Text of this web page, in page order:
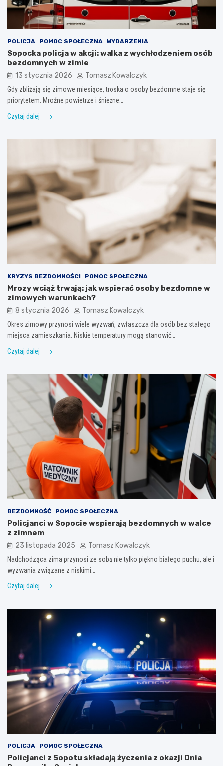
POLICJA POMOC SPOŁECZNA WYDARZENIA
Sopocka policja w akcji: walka z wychłodzeniem osób
bezdomnych w zimie
13 stycznia 2026 Tomasz Kowalczyk
Gdy zbliżają się zimowe miesiące, troska o osoby bezdomne staje się
priorytetem. Mroźne powietrze i śnieżne…
Czytaj dalej
KRYZYS BEZDOMNOŚCI POMOC SPOŁECZNA
Mrozy wciąż trwają: jak wspierać osoby bezdomne w
zimowych warunkach?
8 stycznia 2026 Tomasz Kowalczyk
Okres zimowy przynosi wiele wyzwań, zwłaszcza dla osób bez stałego
miejsca zamieszkania. Niskie temperatury mogą stanowić…
Czytaj dalej
BEZDOMNOŚĆ POMOC SPOŁECZNA
Policjanci w Sopocie wspierają bezdomnych w walce
z zimnem
23 listopada 2025 Tomasz Kowalczyk
Nadchodząca zima przynosi ze sobą nie tylko piękno białego puchu, ale i
wyzwania związane z niskimi…
Czytaj dalej
POLICJA POMOC SPOŁECZNA
Policjanci z Sopotu składają życzenia z okazji Dnia